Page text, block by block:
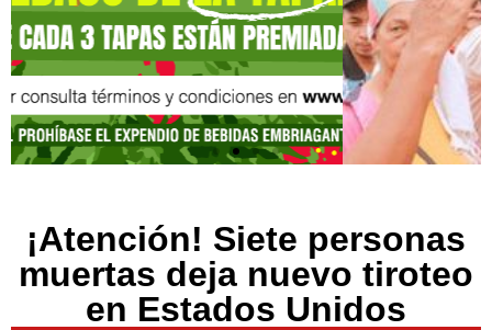
¡Atención! Siete personas
muertas deja nuevo tiroteo
en Estados Unidos